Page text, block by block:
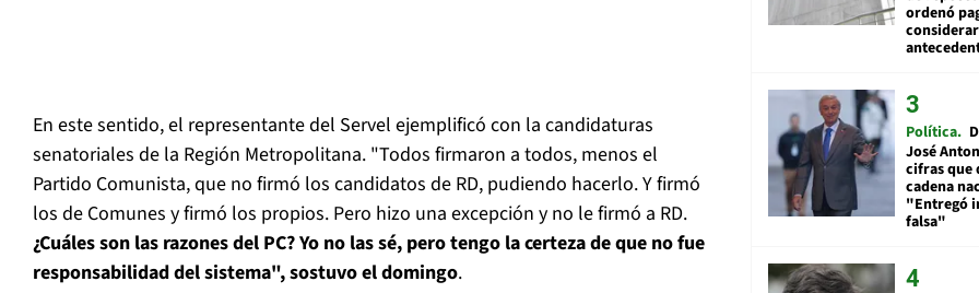
En este sentido, el representante del Servel ejemplificó con la candidaturas
senatoriales de la Región Metropolitana. "Todos firmaron a todos, menos el
Partido Comunista, que no firmó los candidatos de RD, pudiendo hacerlo. Y firmó
los de Comunes y firmó los propios. Pero hizo una excepción y no le firmó a RD.
¿Cuáles son las razones del PC? Yo no las sé, pero tengo la certeza de que no fue
responsabilidad del sistema", sostuvo el domingo.
ordenó
Política
José
cifras que
cadena
"Entregó
falsa"